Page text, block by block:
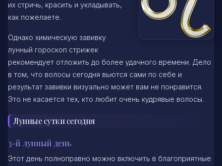
их стричь, красить и укладывать,
как пожелаете.
Однако химическую завивку
лунный гороскоп стрижек
рекомендует отложить до более удачного времени. Дело
в том, что волосы сегодня вьются сами по себе и
результат завивки визуально может вам не понравится.
Это не касается тех, кто любит очень кудрявые волосы.
Лунные сутки сегодня
3-й лунный день
Этот день полноправно можно включить в благоприятные